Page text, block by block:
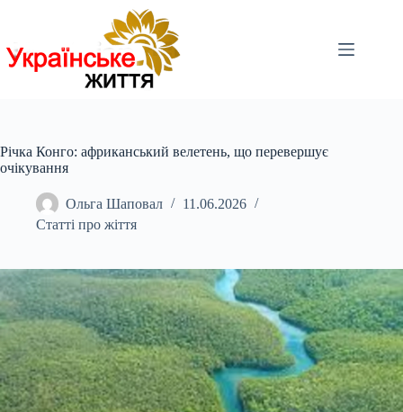
Річка Конго: африканський велетень, що перевершує
очікування
Ольга Шаповал
11.06.2026
Статті про жіття